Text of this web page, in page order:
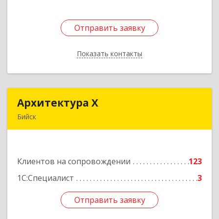
Отправить заявку
Показать контакты
Отправить заявку
Назад
Архитектура Х
Бийск
Клиентов на сопровождении
123
1С:Специалист
3
Отправить заявку
Подробнее
Отправить заявку